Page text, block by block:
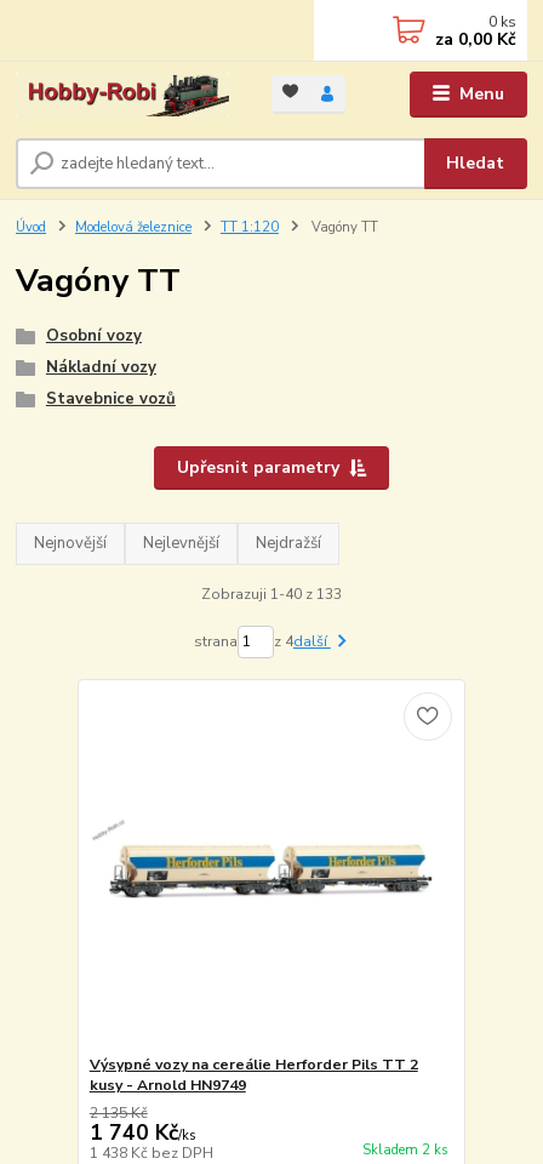
Menu
Hledat
0 ks
za 0,00 Kč
Úvod Modelová železnice TT 1:120 Vagóny TT
Vagóny TT
Osobní vozy
Nákladní vozy
Stavebnice vozů
Upřesnit parametry
Nejnovější Nejlevnější Nejdražší
Zobrazuji 1-40 z 133
strana z 4další
Výsypné vozy na cereálie Herforder Pils TT 2
kusy - Arnold HN9749
2 135 Kč
1 740 Kč/ks
1 438 Kč bez DPH Skladem 2 ks